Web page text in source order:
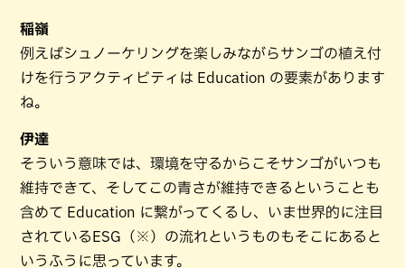
稲嶺
例えばシュノーケリングを楽しみながらサンゴの植え付
けを行うアクティビティは Education の要素があります
ね。
伊達
そういう意味では、環境を守るからこそサンゴがいつも
維持できて、そしてこの青さが維持できるということも
含めて Education に繋がってくるし、いま世界的に注目
されているESG（※）の流れというものもそこにあると
いうふうに思っています。